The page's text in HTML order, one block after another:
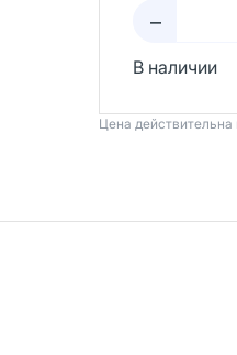
–
В наличии
Цена